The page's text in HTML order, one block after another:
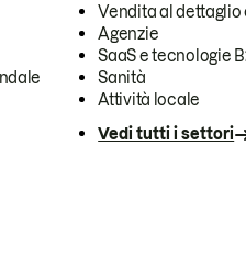
Vendita al
Agenzie
SaaS e tecnologie
Sanità
Attività locale
Vedi tutti i settori